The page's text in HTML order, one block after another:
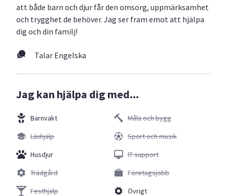
att både barn och djur får den omsorg, uppmärksamhet
och trygghet de behöver. Jag ser fram emot att hjälpa
dig och din familj!
Talar Engelska
Jag kan hjälpa dig med...
Barnvakt
Läxhjälp
Husdjur
Trädgård
Festhjälp
Måla och bygg
Sport och musik
IT support
Företagsjobb
Övrigt